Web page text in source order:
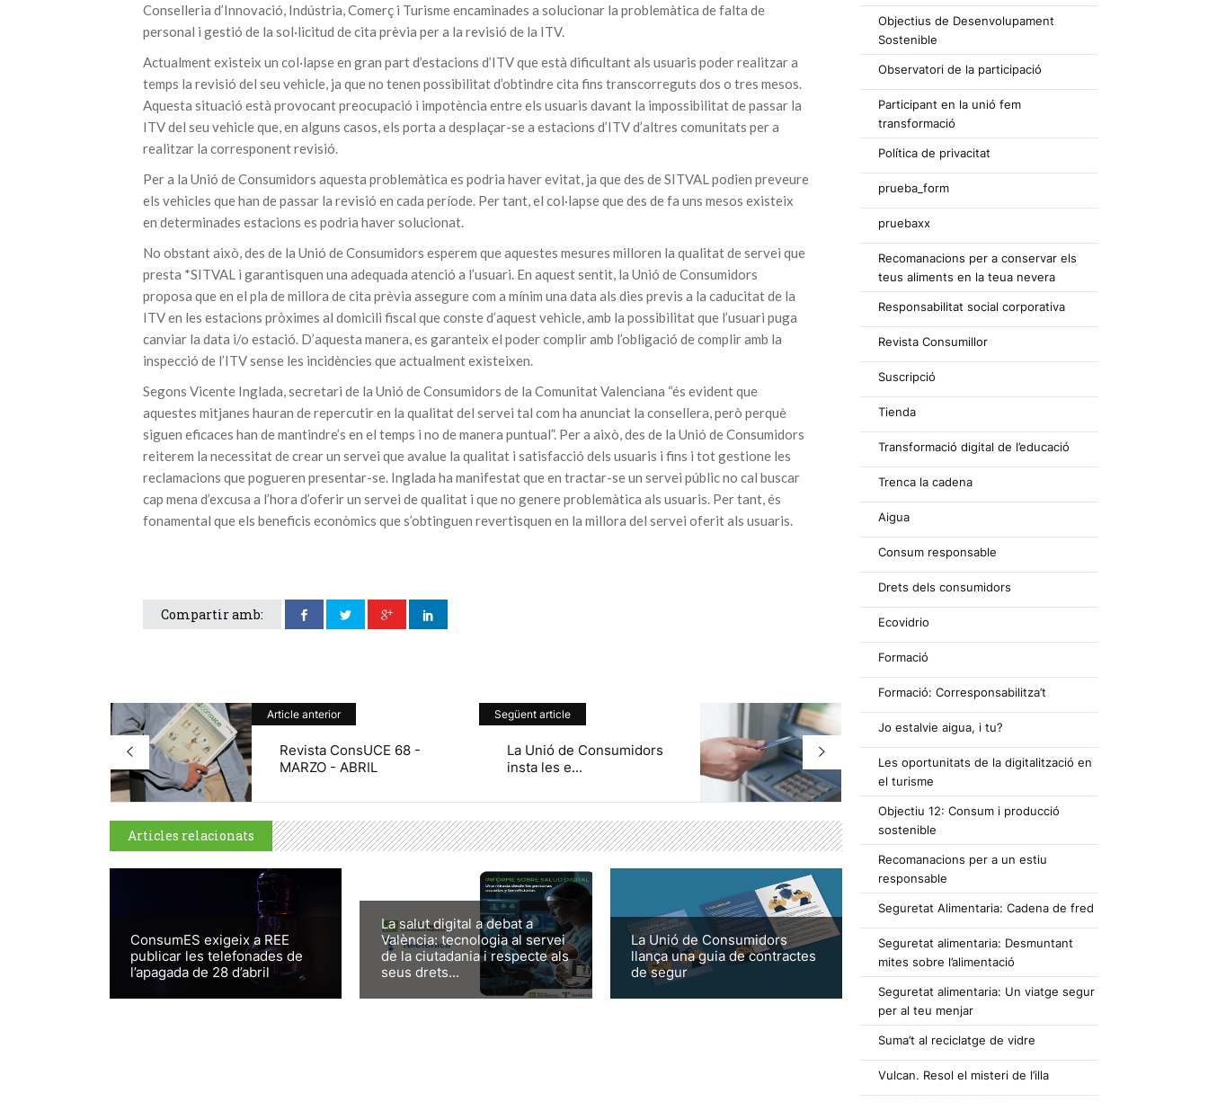
Conselleria d’Innovació, Indústria, Comerç i Turisme encaminades a solucionar la problemàtica de falta de
personal i gestió de la sol·licitud de cita prèvia per a la revisió de la ITV.
Actualment existeix un col·lapse en gran part d’estacions d’ITV que està dificultant als usuaris poder realitzar a
temps la revisió del seu vehicle, ja que no tenen possibilitat d’obtindre cita fins transcorreguts dos o tres mesos.
Aquesta situació està provocant preocupació i impotència entre els usuaris davant la impossibilitat de passar la
ITV del seu vehicle que, en alguns casos, els porta a desplaçar-se a estacions d’ITV d’altres comunitats per a
realitzar la corresponent revisió.
Per a la Unió de Consumidors aquesta problemàtica es podria haver evitat, ja que des de SITVAL podien preveure
els vehicles que han de passar la revisió en cada període. Per tant, el col·lapse que des de fa uns mesos existeix
en determinades estacions es podria haver solucionat.
No obstant això, des de la Unió de Consumidors esperem que aquestes mesures milloren la qualitat de servei que
presta *SITVAL i garantisquen una adequada atenció a l’usuari. En aquest sentit, la Unió de Consumidors
proposa que en el pla de millora de cita prèvia assegure com a mínim una data als dies previs a la caducitat de la
ITV en les estacions pròximes al domicili fiscal que conste d’aquest vehicle, amb la possibilitat que l’usuari puga
canviar la data i/o estació. D’aquesta manera, es garanteix el poder complir amb l’obligació de complir amb la
inspecció de l’ITV sense les incidències que actualment existeixen.
Segons Vicente Inglada, secretari de la Unió de Consumidors de la Comunitat Valenciana “és evident que
aquestes mitjanes hauran de repercutir en la qualitat del servei tal com ha anunciat la consellera, però perquè
siguen eficaces han de mantindre’s en el temps i no de manera puntual”. Per a això, des de la Unió de Consumidors
reiterem la necessitat de crear un servei que avalue la qualitat i satisfacció dels usuaris i fins i tot gestione les
reclamacions que pogueren presentar-se. Inglada ha manifestat que en tractar-se un servei públic no cal buscar
cap mena d’excusa a l’hora d’oferir un servei de qualitat i que no genere problemàtica als usuaris. Per tant, és
fonamental que els beneficis econòmics que s’obtinguen revertisquen en la millora del servei oferit als usuaris.
Compartir amb:
Article anterior
Revista ConsUCE 68 -
MARZO - ABRIL
Següent article
La Unió de Consumidors
insta les e...
Articles relacionats
ConsumES exigeix a REE
publicar les telefonades de
l’apagada de 28 d’abril
La salut digital a debat a
València: tecnologia al servei
de la ciutadania i respecte als
seus drets...
La Unió de Consumidors
llança una guia de contractes
de segur
Objectius de Desenvolupament
Sostenible
Observatori de la participació
Participant en la unió fem
transformació
Política de privacitat
prueba_form
pruebaxx
Recomanacions per a conservar els
teus aliments en la teua nevera
Responsabilitat social corporativa
Revista Consumillor
Suscripció
Tienda
Transformació digital de l’educació
Trenca la cadena
Aigua
Consum responsable
Drets dels consumidors
Ecovidrio
Formació
Formació: Corresponsabilitza’t
Jo estalvie aigua, i tu?
Les oportunitats de la digitalització en
el turisme
Objectiu 12: Consum i producció
sostenible
Recomanacions per a un estiu
responsable
Seguretat Alimentaria: Cadena de fred
Seguretat alimentaria: Desmuntant
mites sobre l’alimentació
Seguretat alimentaria: Un viatge segur
per al teu menjar
Suma’t al reciclatge de vidre
Vulcan. Resol el misteri de l’illa